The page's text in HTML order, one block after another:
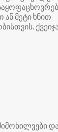
მეტი ხნით